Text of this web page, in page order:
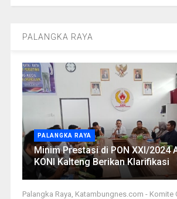
PALANGKA RAYA
PALANGKA RAYA
Minim Prestasi di PON XXI/2024
KONI Kalteng Berikan Klarifikasi
Palangka Raya, Katambungnes.com - Komite